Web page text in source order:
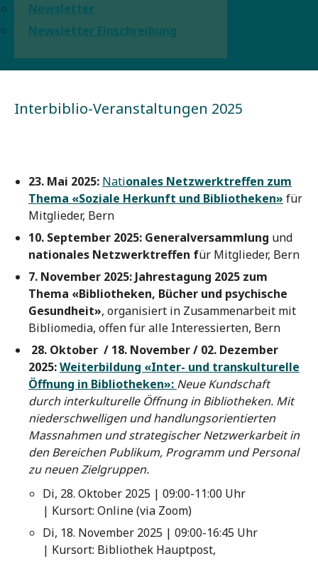
Newsletter
Newsletter Einschreibung
Interbiblio-Veranstaltungen 2025
23. Mai 2025: Nationales Netzwerktreffen zum
Thema «Soziale Herkunft und Bibliotheken» für
Mitglieder, Bern
10. September 2025: Generalversammlung und
nationales Netzwerktreffen für Mitglieder, Bern
7. November 2025: Jahrestagung 2025 zum
Thema «Bibliotheken, Bücher und psychische
Gesundheit», organisiert in Zusammenarbeit mit
Bibliomedia, offen für alle Interessierten, Bern
28. Oktober / 18. November / 02. Dezember
2025:Weiterbildung «Inter- und transkulturelle
Öffnung in Bibliotheken»: Neue Kundschaft
durch interkulturelle Öffnung in Bibliotheken. Mit
niederschwelligen und handlungsorientierten
Massnahmen und strategischer Netzwerkarbeit in
den Bereichen Publikum, Programm und Personal
zu neuen Zielgruppen.
Di, 28. Oktober 2025 | 09:00-11:00 Uhr
| Kursort: Online (via Zoom)
Di, 18. November 2025 | 09:00-16:45 Uhr
| Kursort: Bibliothek Hauptpost,